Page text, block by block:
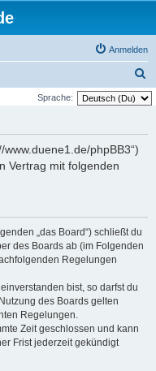
Anmelden
u
Sprache:
phpBB3“)
Vertrag mit folgenden
„das Board“) schließt du
des Boards ab (im Folgenden
Regelungen
bist, so darfst du
des Boards gelten
Regelungen.
Zeit geschlossen und kann
Frist jederzeit gekündigt